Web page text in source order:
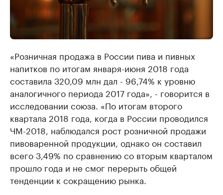
«Розничная продажа в России пива и пивных
напитков по итогам января-июня 2018 года
составила 320,09 млн дал - 96,74% к уровню
аналогичного периода 2017 года», - говорится в
исследовании союза. «По итогам второго
квартала 2018 года, когда в России проводился
ЧМ-2018, наблюдался рост розничной продажи
пивоваренной продукции, однако он составил
всего 3,49% по сравнению со вторым кварталом
прошло года и не смог перерыть общей
тенденции к сокращению рынка.